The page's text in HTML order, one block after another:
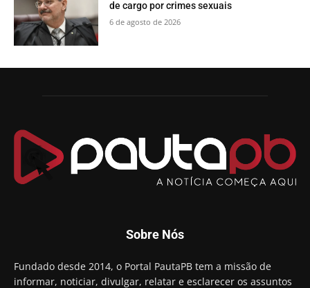
de cargo por crimes sexuais
6 de agosto de 2026
Sobre Nós
Fundado desde 2014, o Portal PautaPB tem a missão de
informar, noticiar, divulgar, relatar e esclarecer os assuntos